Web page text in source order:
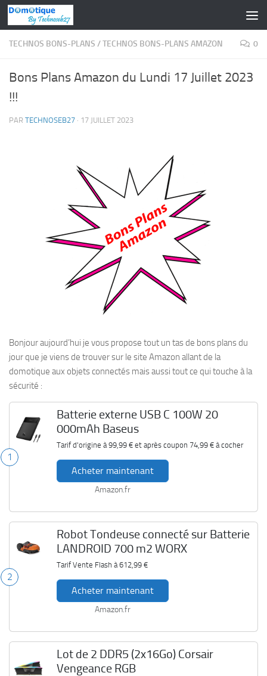
Skip to content
TECHNOS BONS-PLANS /TECHNOS BONS-PLANS AMAZON 0
Bons Plans Amazon du Lundi 17 Juillet 2023
!!!
PAR TECHNOSEB27 · 17 JUILLET 2023
Bonjour aujourd’hui je vous propose tout un tas de bons plans du
jour que je viens de trouver sur le site Amazon allant de la
domotique aux objets connectés mais aussi tout ce qui touche à la
sécurité :
1
Batterie externe USB C 100W 20
000mAh Baseus
Tarif d'origine à99,99 €et après coupon 74,99 €à cocher
Acheter maintenant
Amazon.fr
2
Robot Tondeuse connecté sur Batterie
LANDROID 700 m2 WORX
Tarif Vente Flash à612,99 €
Acheter maintenant
Amazon.fr
Lot de 2 DDR5 (2x16Go) Corsair
Vengeance RGB